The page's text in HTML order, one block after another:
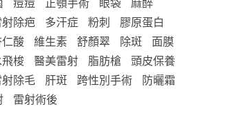
痘痘 正顎手術 眼袋
麻醉
射除疤 多汗症 粉刺
膠原蛋白
仁酸 維生素 舒顏翠 除斑
面膜
飛梭 醫美雷射 脂肪槍
頭皮保養
射除毛 肝斑 跨性別手術
防曬霜
雷射術後